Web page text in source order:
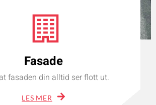
Fasade
fasaden din alltid ser flott ut.
LES MER